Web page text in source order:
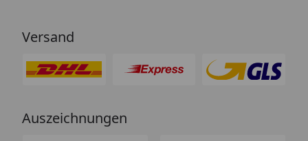
Versand
Auszeichnungen